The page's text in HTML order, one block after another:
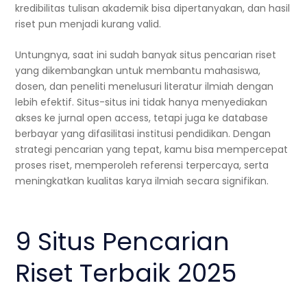
kredibilitas tulisan akademik bisa dipertanyakan, dan hasil
riset pun menjadi kurang valid.
Untungnya, saat ini sudah banyak situs pencarian riset
yang dikembangkan untuk membantu mahasiswa,
dosen, dan peneliti menelusuri literatur ilmiah dengan
lebih efektif. Situs-situs ini tidak hanya menyediakan
akses ke jurnal open access, tetapi juga ke database
berbayar yang difasilitasi institusi pendidikan. Dengan
strategi pencarian yang tepat, kamu bisa mempercepat
proses riset, memperoleh referensi terpercaya, serta
meningkatkan kualitas karya ilmiah secara signifikan.
9 Situs Pencarian
Riset Terbaik 2025